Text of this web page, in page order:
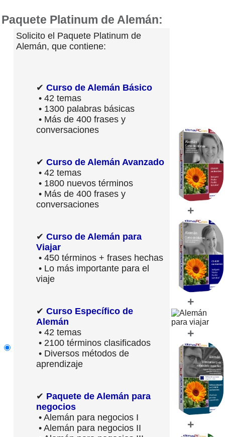
Paquete Platinum de Alemán:
Solicito el Paquete Platinum de
Alemán, que contiene:
✔ Curso de Alemán Básico
• 42 temas
• 1300 palabras básicas
• Más de 400 frases y
conversaciones
✔ Curso de Alemán Avanzado
• 42 temas
• 1800 nuevos términos
• Más de 400 frases y
conversaciones
✔ Curso de Alemán para
Viajar
• 450 términos + frases hechas
• Lo más importante para el
viaje
✔ Curso Específico de
Alemán
• 42 temas
• 2100 términos clasificados
• Diversos métodos de
aprendizaje
✔ Paquete de Alemán para
negocios
• Alemán para negocios I
• Alemán para negocios II
+
+
+
+